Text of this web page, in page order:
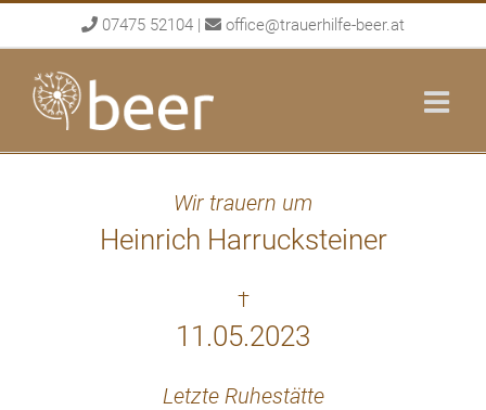
to
content
07475 52104 | office@trauerhilfe-beer.at
Wir trauern um
Heinrich Harrucksteiner
†
11.05.2023
Letzte Ruhestätte